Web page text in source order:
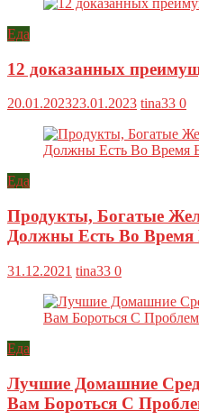
Еда
12 доказанных
20.01.202323.01.2023 tina33 0
Еда
Продукты, Богатые
Должны Есть Во Время
31.12.2021 tina33 0
Еда
Лучшие Домашние
Вам Бороться С